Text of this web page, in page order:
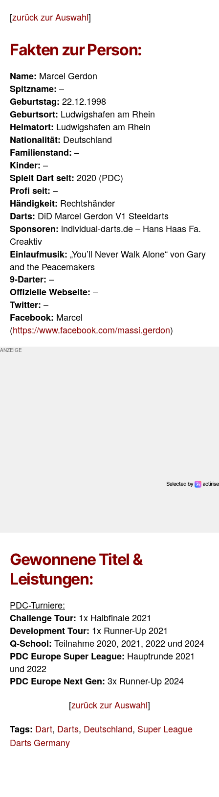
[zurück zur Auswahl]
Fakten zur Person:
Name: Marcel Gerdon
Spitzname: –
Geburtstag: 22.12.1998
Geburtsort: Ludwigshafen am Rhein
Heimatort: Ludwigshafen am Rhein
Nationalität: Deutschland
Familienstand: –
Kinder: –
Spielt Dart seit: 2020 (PDC)
Profi seit: –
Händigkeit: Rechtshänder
Darts: DiD Marcel Gerdon V1 Steeldarts
Sponsoren: individual-darts.de – Hans Haas Fa.
Creaktiv
Einlaufmusik: „You’ll Never Walk Alone“ von Gary
and the Peacemakers
9-Darter: –
Offizielle Webseite: –
Twitter: –
Facebook: Marcel
(https://www.facebook.com/massi.gerdon)
Gewonnene Titel &
Leistungen:
PDC-Turniere:
Challenge Tour: 1x Halbfinale 2021
Development Tour: 1x Runner-Up 2021
Q-School: Teilnahme 2020, 2021, 2022 und 2024
PDC Europe Super League: Hauptrunde2021
und 2022
PDC Europe Next Gen: 3x Runner-Up 2024
[zurück zur Auswahl]
Tags: Dart, Darts, Deutschland, Super League
Darts Germany